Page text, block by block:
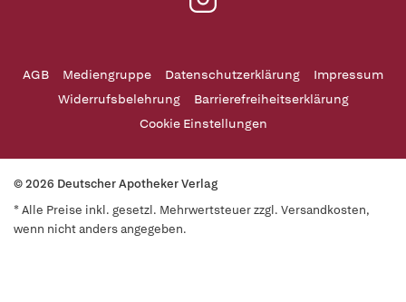
AGB Mediengruppe Datenschutzerklärung
Impressum
Widerrufsbelehrung
Barrierefreiheitserklärung
Cookie Einstellungen
© 2026 Deutscher Apotheker Verlag
* Alle Preise inkl. gesetzl. Mehrwertsteuer zzgl. Versandkosten,
wenn nicht anders angegeben.